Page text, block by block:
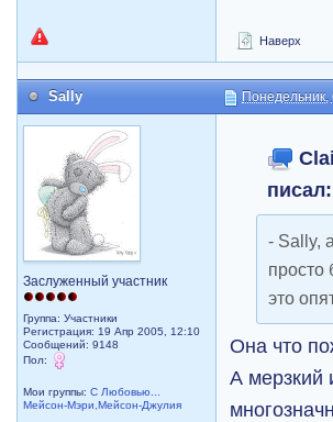
Наверх
Sally
Заслуженный участник
Группа: Участники
Регистрация: 19 Апр 2005, 12:10
Сообщений: 9148
Пол:
Мои группы:С Любовью...
Мейсон-Мэри,Мейсон-Джулия
писал:
- Sally,
просто
это
Она что
А мерзкий